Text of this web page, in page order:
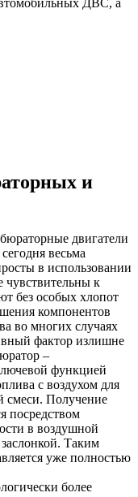
ДВС, а
и
двигатели
весьма
в использовании
чувствительны к
без особых хлопот
компонентов
во многих случаях
фактор излишне
–
функцией
с воздухом для
смеси. Получение
посредством
в воздушной
Таким
уже полностью
более